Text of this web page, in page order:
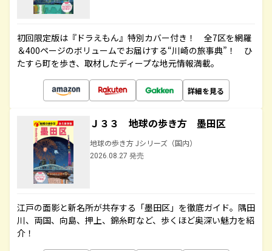
初回限定版は『ドラえもん』特別カバー付き！ 全7区を網羅
＆400ページのボリュームでお届けする“川崎の旅事典”！ ひ
たすら町を歩き、取材したディープな地元情報満載。
詳細を見る
Ｊ３３ 地球の歩き方 墨田区
地球の歩き方 Jシリーズ（国内）
2026.08.27 発売
江戸の面影と新名所が共存する「墨田区」を徹底ガイド。隅田
川、両国、向島、押上、錦糸町など、歩くほど奥深い魅力を紹
介！